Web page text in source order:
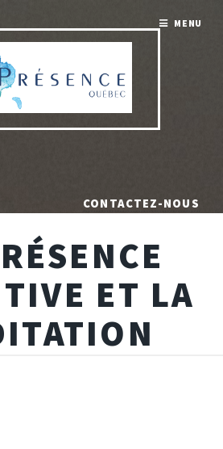
CONTACTEZ-NOUS
ET LA
MENU